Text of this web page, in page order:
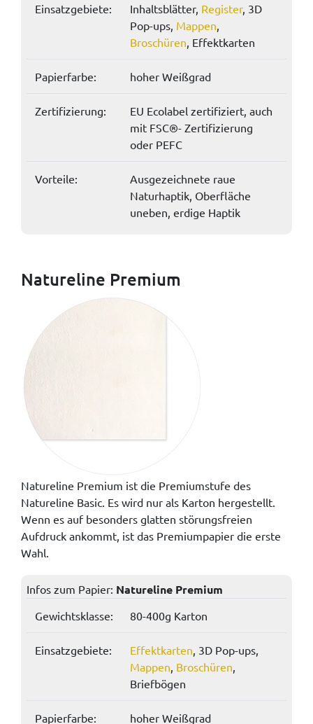
Einsatzgebiete: Inhaltsblätter, Register, 3D
Pop-ups, Mappen
Broschüren , Effektkarten
Papierfarbe: hoher Weißgrad
Zertifizierung:
EU Ecolabel zertifiziert, auch
mit FSC®- Zertifizierung
oder PEFC
Vorteile:
Ausgezeichnete raue
Naturhaptik, Oberfläche
uneben, erdige Haptik
Natureline Premium
Natureline Premium ist die Premiumstufe des
Natureline Basic. Es wird nur als Karton hergestellt.
Wenn es auf besonders glatten störungsfreien
Aufdruck ankommt, ist das Premiumpapier die erste
Wahl.
Infos zum Papier: Natureline Premium
Gewichtsklasse: 80-400g Karton
Einsatzgebiete: Effektkarten , 3D Pop-ups,
Mappen Broschüren
Briefbögen
Papierfarbe: hoher Weißgrad